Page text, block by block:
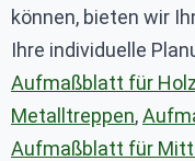
können, bieten wir
Ihre individuelle
Aufmaßblatt für
Metalltreppen,
Aufmaßblatt für